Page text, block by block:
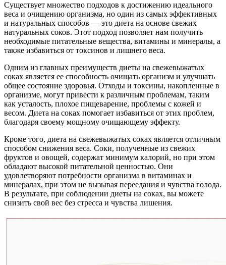
Существует множество подходов к достижению идеального
веса и очищению организма, но один из самых эффективных
и натуральных способов — это диета на основе свежих
натуральных соков. Этот подход позволяет нам получить
необходимые питательные вещества, витамины и минералы, а
также избавиться от токсинов и лишнего веса.
Одним из главных преимуществ диеты на свежевыжатых
соках является ее способность очищать организм и улучшать
общее состояние здоровья. Отходы и токсины, накопленные в
организме, могут привести к различным проблемам, таким
как усталость, плохое пищеварение, проблемы с кожей и
весом. Диета на соках помогает избавиться от этих проблем,
благодаря своему мощному очищающему эффекту.
Кроме того, диета на свежевыжатых соках является отличным
способом снижения веса. Соки, полученные из свежих
фруктов и овощей, содержат минимум калорий, но при этом
обладают высокой питательной ценностью. Они
удовлетворяют потребности организма в витаминах и
минералах, при этом не вызывая переедания и чувства голода.
В результате, при соблюдении диеты на соках, вы можете
снизить свой вес без стресса и чувства лишения.